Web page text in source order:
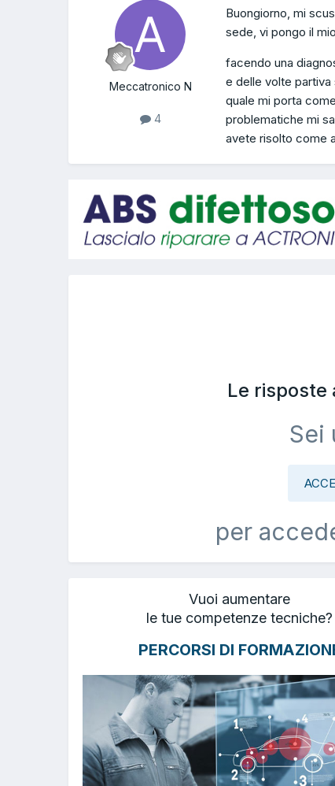
Meccatronico N
4
Buongiorno, mi
sede, vi pongo il
facendo una
e delle volte partiva
quale mi porta
problematiche mi
avete risolto come
Le risposte
Sei
per
Vuoi aumentare
le tue competenze tecniche?
PERCORSI DI